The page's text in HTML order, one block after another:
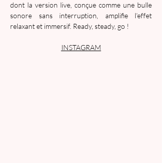
dont la version live, conçue comme une bulle
sonore sans interruption, amplifie l’effet
relaxant et immersif. Ready, steady, go !
INSTAGRAM